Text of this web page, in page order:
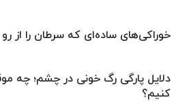
خوراکی‌های ساده‌ای که سرطان را از
دلایل پارگی رگ خونی در چشم؛ چه
کنیم؟